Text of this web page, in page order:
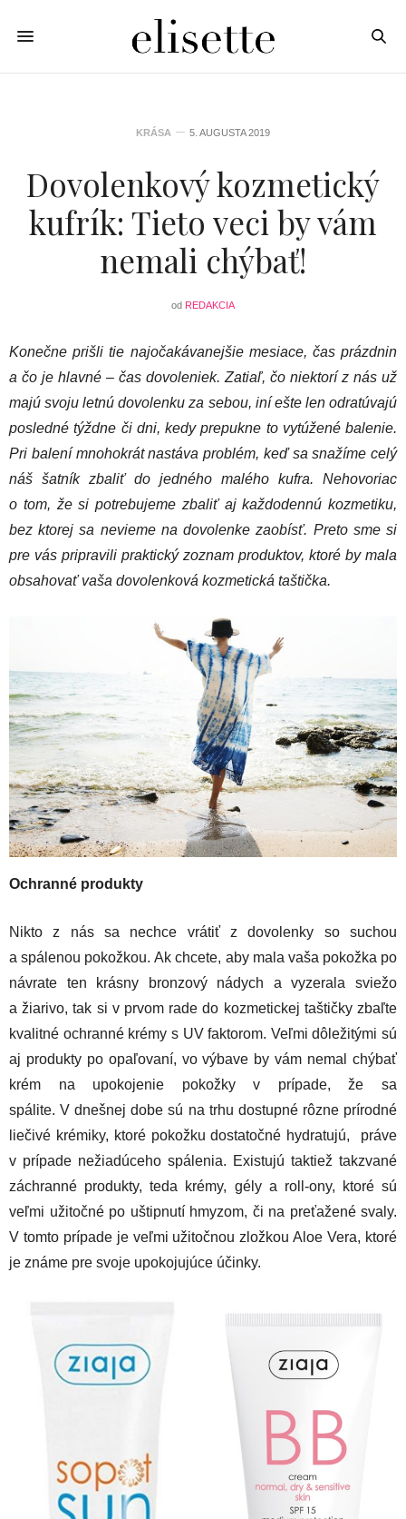
KRÁSA 5. AUGUSTA 2019
Dovolenkový kozmetický
kufrík: Tieto veci by vám
nemali chýbať!
od REDAKCIA
Konečne prišli tie najočakávanejšie mesiace, čas prázdnin
a čo je hlavné – čas dovoleniek. Zatiaľ, čo niektorí z nás už
majú svoju letnú dovolenku za sebou, iní ešte len odratúvajú
posledné týždne či dni, kedy prepukne to vytúžené balenie.
Pri balení mnohokrát nastáva problém, keď sa snažíme celý
náš šatník zbaliť do jedného malého kufra. Nehovoriac
o tom, že si potrebujeme zbaliť aj každodennú kozmetiku,
bez ktorej sa nevieme na dovolenke zaobísť. Preto sme si
pre vás pripravili praktický zoznam produktov, ktoré by mala
obsahovať vaša dovolenková kozmetická taštička.
Ochranné produkty
Nikto z nás sa nechce vrátiť z dovolenky so suchou
a spálenou pokožkou. Ak chcete, aby mala vaša pokožka po
návrate ten krásny bronzový nádych a vyzerala sviežo
a žiarivo, tak si v prvom rade do kozmetickej taštičky zbaľte
kvalitné ochranné krémy s UV faktorom. Veľmi dôležitými sú
aj produkty po opaľovaní, vo výbave by vám nemal chýbať
krém na upokojenie pokožky v prípade, že sa
spálite. V dnešnej dobe sú na trhu dostupné rôzne prírodné
liečivé krémiky, ktoré pokožku dostatočné hydratujú, práve
v prípade nežiadúceho spálenia. Existujú taktiež takzvané
záchranné produkty, teda krémy, gély a roll-ony, ktoré sú
veľmi užitočné po uštipnutí hmyzom, či na preťažené svaly.
V tomto prípade je veľmi užitočnou zložkou Aloe Vera, ktoré
je známe pre svoje upokojujúce účinky.